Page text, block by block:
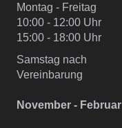
Montag - Freitag
10:00 - 12:00 Uhr
15:00 - 18:00 Uhr
Samstag nach
Vereinbarung
November - Februar